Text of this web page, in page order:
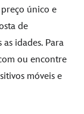
único e
de
idades. Para
ou encontre
móveis e